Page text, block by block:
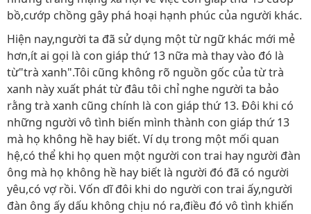
bồ,cướp chồng gây phá hoại hạnh phúc của người khác.
Hiện nay,người ta đã sử dụng một từ ngữ khác mới mẻ
hơn,ít ai gọi là con giáp thứ 13 nữa mà thay vào đó là
từ"trà xanh".Tôi cũng không rõ nguồn gốc của từ trà
xanh này xuất phát từ đâu tôi chỉ nghe người ta bảo
rằng trà xanh cũng chính là con giáp thứ 13. Đôi khi có
những người vô tình biến mình thành con giáp thứ 13
mà họ không hề hay biết. Ví dụ trong một mối quan
hệ,có thể khi họ quen một người con trai hay người đàn
ông mà họ không hề hay biết là người đó đã có người
yêu,có vợ rồi. Vốn dĩ đôi khi do người con trai ấy,người
đàn ông ấy dấu không chịu nó ra,điều đó vô tình khiến